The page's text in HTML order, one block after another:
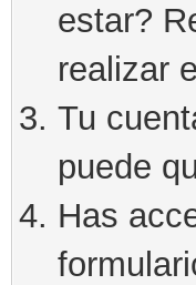
estar?
realizar
Tu
puede
Has